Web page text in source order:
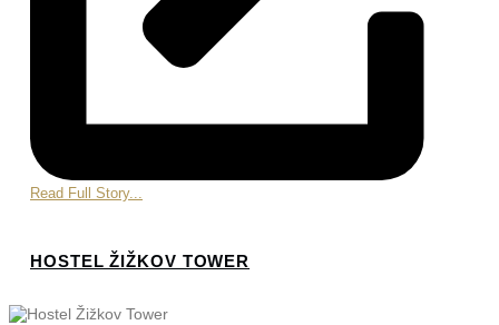
Read Full Story...
HOSTEL ŽIŽKOV TOWER